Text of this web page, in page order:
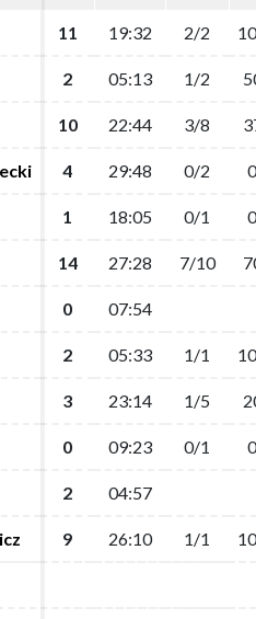
11 19:32 2/2
2 05:13 1/2
10 22:44 3/8
4 29:48 0/2
1 18:05 0/1
14 27:28 7/10
0 07:54
2 05:33 1/1
3 23:14 1/5
0 09:23 0/1
2 04:57
9 26:10 1/1
11 19:32 2/2
2 05:13 1/2
10 22:44 3/8
4 29:48 0/2
1 18:05 0/1
14 27:28 7/10
0 07:54
2 05:33 1/1
3 23:14 1/5
0 09:23 0/1
2 04:57
9 26:10 1/1